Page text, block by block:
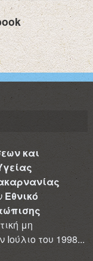
και
Εθνικό
μη
Ιούλιο του 1998...